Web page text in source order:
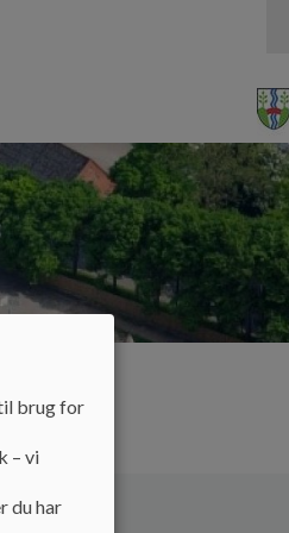
brug for
– vi
du har